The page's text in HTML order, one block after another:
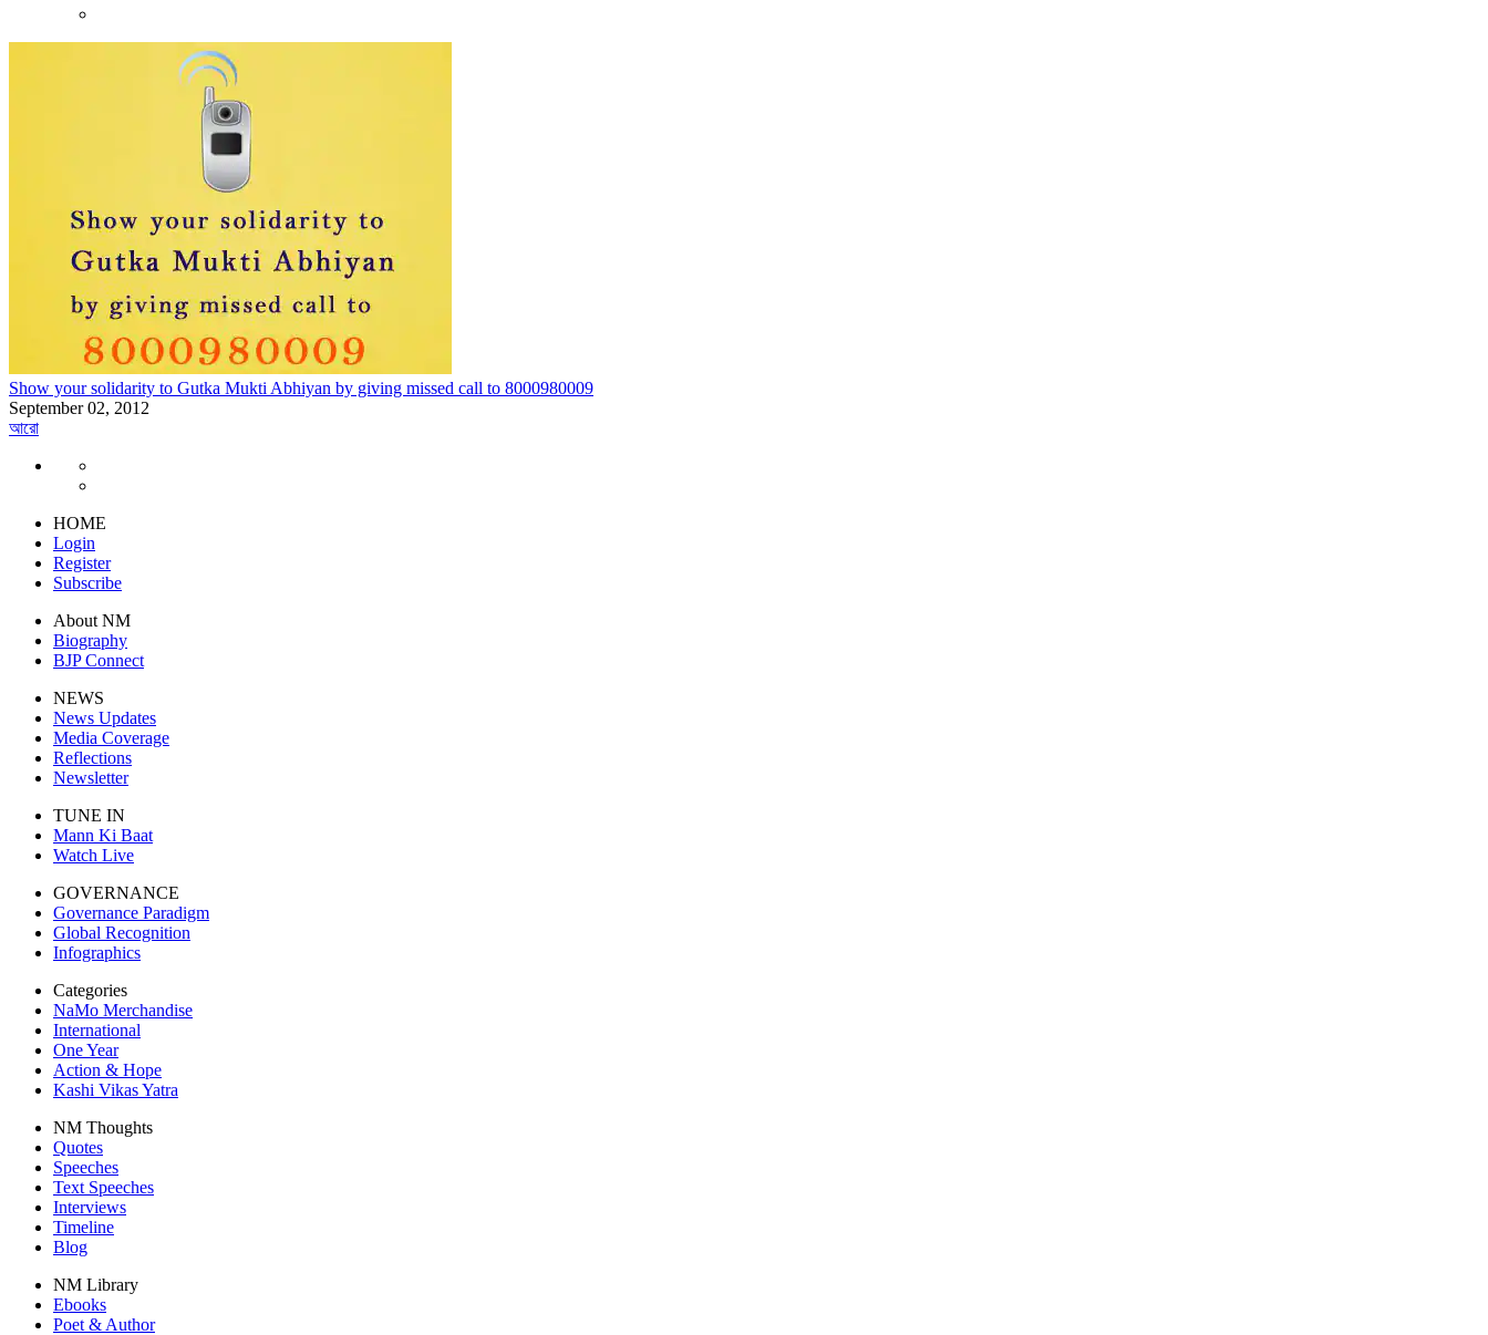
Show your solidarity to Gutka Mukti Abhiyan by giving missed call to 8000980009
September 02, 2012
আরো
HOME
Login
Register
Subscribe
About NM
Biography
BJP Connect
NEWS
News Updates
Media Coverage
Reflections
Newsletter
TUNE IN
Mann Ki Baat
Watch Live
GOVERNANCE
Governance Paradigm
Global Recognition
Infographics
Categories
NaMo Merchandise
International
One Year
Action & Hope
Kashi Vikas Yatra
NM Thoughts
Quotes
Speeches
Text Speeches
Interviews
Timeline
Blog
NM Library
Ebooks
Poet & Author